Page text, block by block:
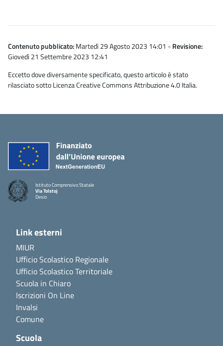
Contenuto pubblicato:Martedì 29 Agosto 2023 14:01 -Revisione:
Giovedì 21 Settembre 2023 12:41
Eccetto dove diversamente specificato, questo articolo è stato
rilasciato sotto Licenza Creative Commons Attribuzione 4.0 Italia.
Istituto Comprensivo Statale
Via Tolstoj
Desio
Link esterni
MIUR
Ufficio Scolastico Regionale
Ufficio Scolastico Territoriale
Scuola in Chiaro
Iscrizioni On Line
Invalsi
Comune
Scuola